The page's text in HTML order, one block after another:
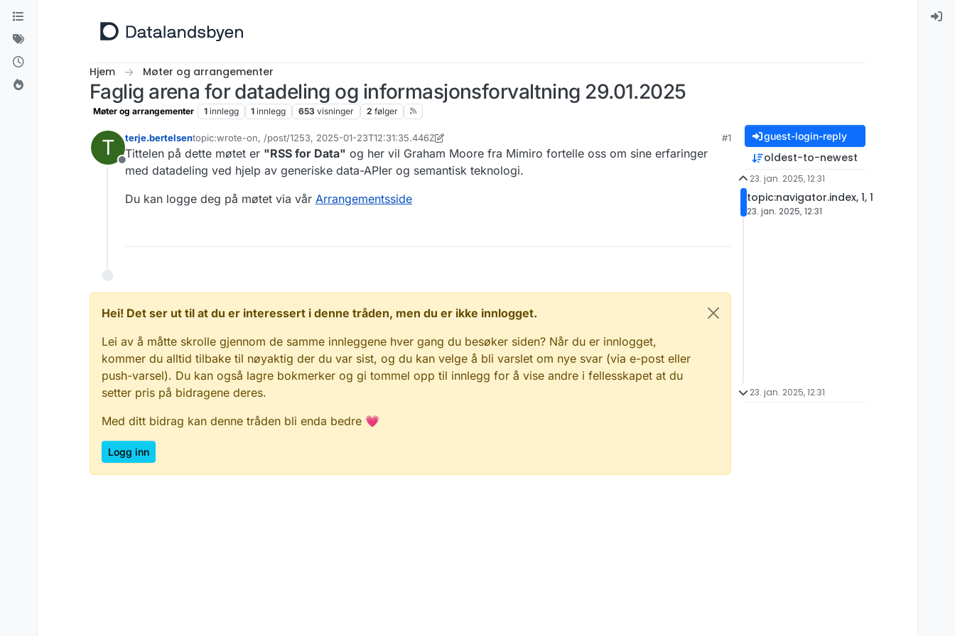
Hopp til innhold
Hjem Møter og arrangementer
Faglig arena for datadeling og informasjonsforvaltning 29.01.2025
Møter og arrangementer 1 innlegg 1 innlegg 653 visninger 2 følger
T
Frakoblet
terje.bertelsentopic:wrote-on, /post/1253, 2025-01-23T12:31:35.446Z
Sist endret av terje.bertelsen
#1
Tittelen på dette møtet er "RSS for Data" og her vil Graham Moore fra Mimiro fortelle oss om sine erfaringer
med datadeling ved hjelp av generiske data-APIer og semantisk teknologi.
Du kan logge deg på møtet via vår Arrangementsside
Hei! Det ser ut til at du er interessert i denne tråden, men du er ikke innlogget.
Lei av å måtte skrolle gjennom de samme innleggene hver gang du besøker siden? Når du er innlogget,
kommer du alltid tilbake til nøyaktig der du var sist, og du kan velge å bli varslet om nye svar (via e-post eller
push-varsel). Du kan også lagre bokmerker og gi tommel opp til innlegg for å vise andre i fellesskapet at du
setter pris på bidragene deres.
Med ditt bidrag kan denne tråden bli enda bedre 💗
Logg inn
guest-login-reply
oldest-to-newest
23. jan. 2025, 12:31
topic:navigator.index, 1, 1
23. jan. 2025, 12:31
23. jan. 2025, 12:31